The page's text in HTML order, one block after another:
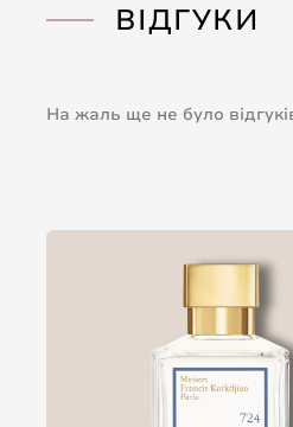
ВІДГУКИ
На жаль ще не було